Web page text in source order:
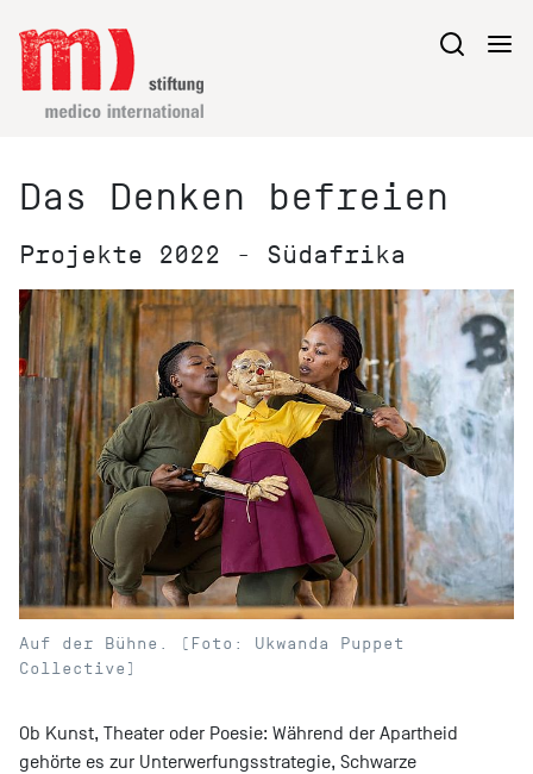
Das Denken befreien
Projekte 2022 - Südafrika
Auf der Bühne. (Foto: Ukwanda Puppet
Collective)
Ob Kunst, Theater oder Poesie: Während der Apartheid
gehörte es zur Unterwerfungsstrategie, Schwarze